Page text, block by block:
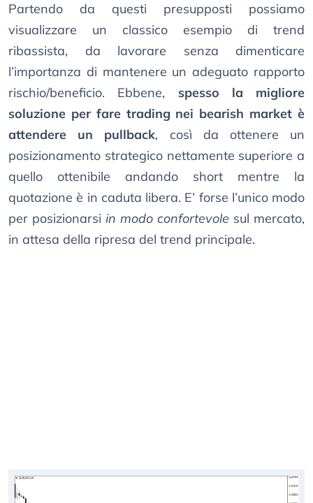
Partendo da questi presupposti possiamo
visualizzare un classico esempio di trend
ribassista, da lavorare senza dimenticare
l’importanza di mantenere un adeguato rapporto
rischio/beneficio. Ebbene, spesso la migliore
soluzione per fare trading nei bearish market è
attendere un pullback, così da ottenere un
posizionamento strategico nettamente superiore a
quello ottenibile andando short mentre la
quotazione è in caduta libera. E’ forse l’unico modo
per posizionarsi in modo confortevole sul mercato,
in attesa della ripresa del trend principale.